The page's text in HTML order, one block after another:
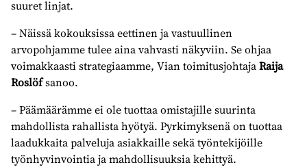
suuret linjat.
– Näissä kokouksissa eettinen ja vastuullinen
arvopohjamme tulee aina vahvasti näkyviin. Se ohjaa
voimakkaasti strategiaamme, Vian toimitusjohtajaRaija
Roslöfsanoo.
– Päämäärämme ei ole tuottaa omistajille suurinta
mahdollista rahallista hyötyä. Pyrkimyksenä on tuottaa
laadukkaita palveluja asiakkaille sekä työntekijöille
työnhyvinvointia ja mahdollisuuksia kehittyä.